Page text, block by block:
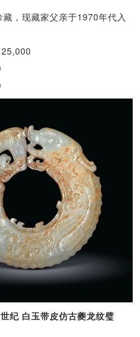
，现藏家父亲于1970年代入
纪 白玉带皮仿古夔龙纹璧